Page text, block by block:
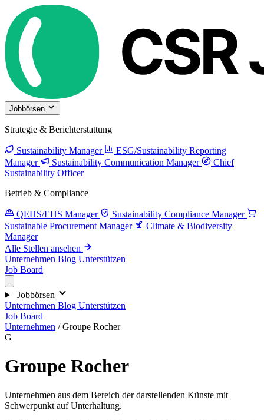
Jobbörsen
Strategie & Berichterstattung
Sustainability Manager
ESG/Sustainability Reporting
Manager
Sustainability Communication Manager
Chief
Sustainability Officer
Betrieb & Compliance
QEHS/EHS Manager
Sustainability Compliance Manager
Sustainable Procurement Manager
Climate & Biodiversity
Manager
Alle Stellen ansehen
Unternehmen Blog Unterstützen
Job Board
Jobbörsen
Unternehmen Blog Unterstützen
Job Board
Unternehmen / Groupe Rocher
G
Groupe Rocher
Unternehmen aus dem Bereich der darstellenden Künste mit
Schwerpunkt auf Unterhaltung.